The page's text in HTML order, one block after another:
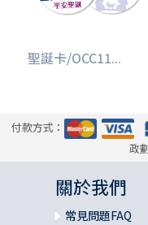
聖誕卡/OCC11...
付款方式：
政
關於我們
常見問題FAQ